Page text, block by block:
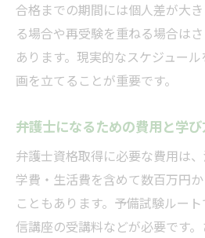
合格までの期間には個人差が大
る場合や再受験を重ねる場合は
あります。現実的なスケジュー
画を立てることが重要です。
弁護士になるための費用と学
弁護士資格取得に必要な費用は
学費・生活費を含めて数百万円
こともあります。予備試験ルー
信講座の受講料などが必要です